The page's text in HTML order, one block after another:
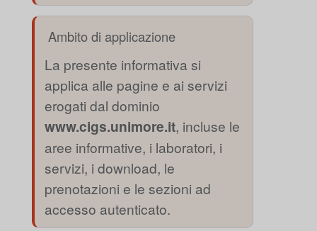
Ambito di applicazione
La presente informativa si
applica alle pagine e ai servizi
erogati dal dominio
www.cigs.unimore.it, incluse le
aree informative, i laboratori, i
servizi, i download, le
prenotazioni e le sezioni ad
accesso autenticato.